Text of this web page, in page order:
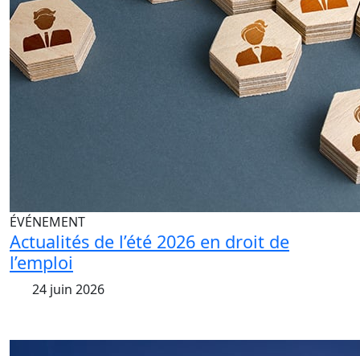
ÉVÉNEMENT
Actualités de l’été 2026 en droit de
l’emploi
24 juin 2026